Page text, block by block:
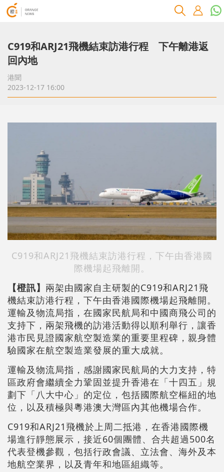
C919和ARJ21飛機結束訪港行程 下午離港返
回內地
港聞
2023-12-17 16:00
C919和ARJ21飛機結束訪港行程，下午由香港國
際機場起飛離開。
【橙訊】 兩架由國家自主研製的C919和ARJ21飛
機結束訪港行程，下午由香港國際機場起飛離開。
運輸及物流局指，在國家民航局和中國商飛公司的
支持下，兩架飛機的訪港活動得以順利舉行，讓香
港市民見證國家航空製造業的重要里程碑，親身體
驗國家在航空製造業發展的重大成就。
運輸及物流局指，感謝國家民航局的大力支持，特
區政府會繼續全力鞏固並提升香港在「十四五」規
劃下「八大中心」的定位，包括國際航空樞紐的地
位，以及積極與粵港澳大灣區內其他機場合作。
C919和ARJ21飛機於上周二抵港，在香港國際機
場進行靜態展示，接近60個團體、合共超過500名
代表登機參觀，包括行政會議、立法會、海外及本
地航空業界，以及青年和地區組織等。